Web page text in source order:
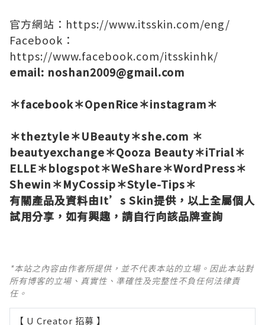
官方網站： https://www.itsskin.com/eng/
Facebook：
https://www.facebook.com/itsskinhk/
email: noshan2009@gmail.com
＊facebook＊OpenRice＊instagram＊
＊theztyle＊UBeauty＊she.com ＊
beautyexchange＊Qooza Beauty＊iTrial＊
ELLE＊blogspot＊WeShare＊WordPress＊
Shewin＊MyCossip＊Style-Tips＊
有關產品及資料由It’s Skin提供，以上全屬個人
試用分享，如有興趣，請自行向該品牌查詢
*本站之內容由作者所提供，並不代表本站的立場。因此本站對
所有博客的立場、真實性、準確性及完整性不負任何法律責
任。
【 U Creator 招募 】